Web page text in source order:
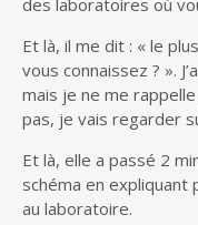
Et là, il me dit : « le
vous connaissez ? ».
mais je ne me
pas, je vais regarder
Et là, elle a passé 2
schéma en
au laboratoire.